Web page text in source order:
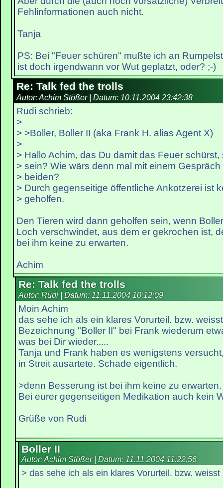
Fehlinformationen auch nicht.
Tanja
PS: Bei "Feuer schüren" mußte ich an
ist doch irgendwann vor Wut geplatzt, oder? ;-)
Re: Talk fed the trolls
Autor: Achim Stößer | Datum: 10.11.2004 23:42:38
Rudi schrieb:
>
> >Boller, Boller II (aka Frank H. alias Agent X)
>
> Hallo Achim, das Du damit das Feuer schürst,
> sein? Wie wärs denn mal mit einem
> beiden?
> Durch gegenseitige öffentliche Ankotzerei ist
> geholfen.
Den Tieren wird dann geholfen sein, wenn
Loch verschwindet, aus dem er gekrochen ist,
bei ihm keine zu erwarten.
Achim
Re: Talk fed the trolls
Autor: Rudi | Datum: 11.11.2004 10:12:09
Moin Achim
das sehe ich als ein klares Vorurteil. bzw.
Bezeichnung "Boller II" bei Frank wiederum
was bei Dir wieder.....
Tanja und Frank haben es wenigstens
in Streit ausartete. Schade eigentlich.
>denn Besserung ist bei ihm keine zu erwarten.
Bei eurer gegenseitigen Medikation auch kein
Grüße von Rudi
Boller II
Autor: Achim Stößer | Datum: 11.11.2004 11:22:56
> das sehe ich als ein klares Vorurteil. bzw. weisst